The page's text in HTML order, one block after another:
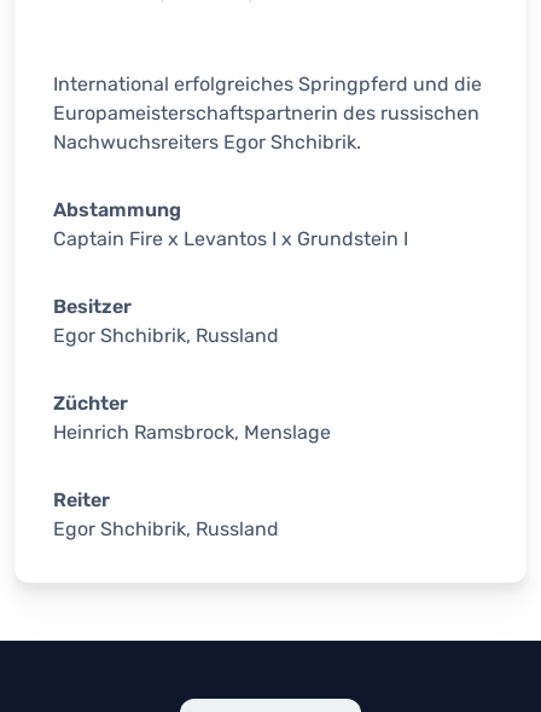
International erfolgreiches Springpferd und die
Europameisterschaftspartnerin des russischen
Nachwuchsreiters Egor Shchibrik.
Abstammung
Captain Fire x Levantos I x Grundstein I
Besitzer
Egor Shchibrik, Russland
Züchter
Heinrich Ramsbrock, Menslage
Reiter
Egor Shchibrik, Russland